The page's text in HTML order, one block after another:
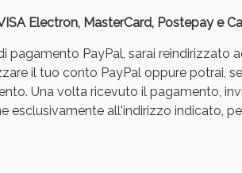
Electron, MasterCard, Postepay e
pagamento PayPal, sarai reindirizzato
il tuo conto PayPal oppure potrai,
Una volta ricevuto il pagamento,
esclusivamente all'indirizzo indicato,
Benessere Intestinale: